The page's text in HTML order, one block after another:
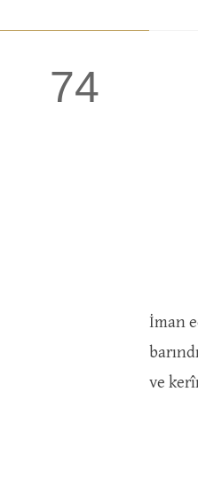
74
İman
ve